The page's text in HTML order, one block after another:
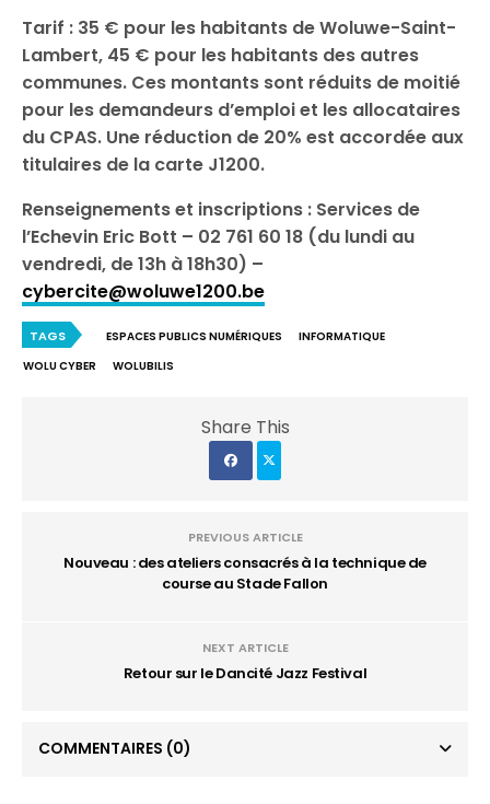
Tarif : 35 € pour les habitants de Woluwe-Saint-
Lambert, 45 € pour les habitants des autres
communes. Ces montants sont réduits de moitié
pour les demandeurs d’emploi et les allocataires
du CPAS. Une réduction de 20% est accordée aux
titulaires de la carte J1200.
Renseignements et inscriptions : Services de
l’Echevin Eric Bott – 02 761 60 18 (du lundi au
vendredi, de 13h à 18h30) –
cybercite@woluwe1200.be
TAGS ESPACES PUBLICS NUMÉRIQUES
INFORMATIQUE
WOLU CYBER
WOLUBILIS
Share This
PREVIOUS ARTICLE
Nouveau : des ateliers consacrés à la technique de
course au Stade Fallon
NEXT ARTICLE
Retour sur le Dancité Jazz Festival
COMMENTAIRES (0)